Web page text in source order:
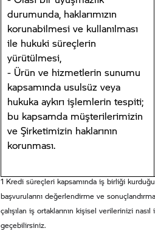
durumunda, haklarımızın
korunabilmesi ve kullanılması
ile hukuki süreçlerin
yürütülmesi,
- Ürün ve hizmetlerin sunumu
kapsamında usulsüz veya
hukuka aykırı işlemlerin tespiti;
bu kapsamda müşterilerimizin
ve Şirketimizin haklarının
korunması.
1 Kredi süreçleri kapsamında iş birliği
başvurularını değerlendirme ve
çalışılan iş ortaklarının kişisel verilerinizi
geçebilirsiniz.